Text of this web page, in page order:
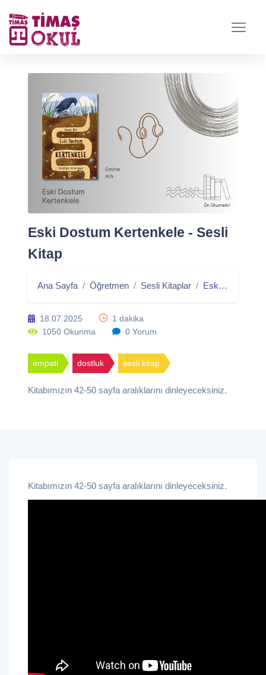
Eski Dostum Kertenkele - Sesli
Kitap
Ana Sayfa Öğretmen Sesli Kitaplar Eski Dostum Kertenkele - Sesli Kitap
18.07.2025
1 dakika
1050 Okunma
0 Yorum
empati dostluk sesli kitap
Kitabımızın 42-50 sayfa aralıklarını dinleyeceksiniz.
Kitabımızın 42-50 sayfa aralıklarını dinleyeceksiniz.